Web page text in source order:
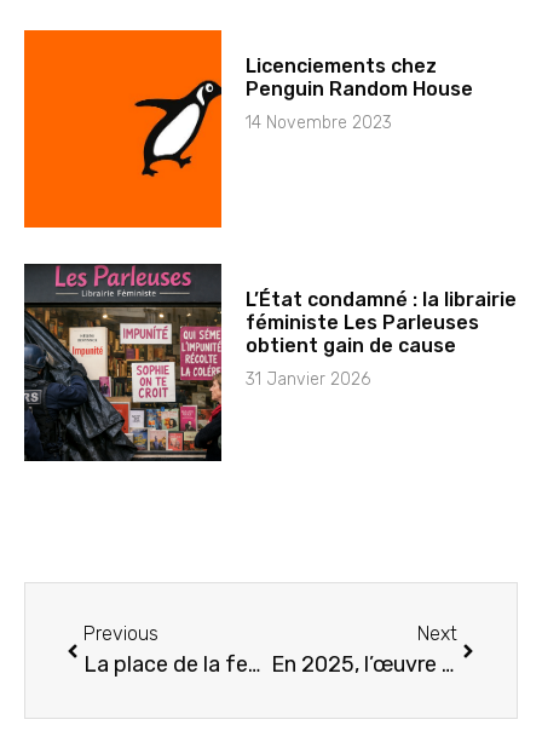
Licenciements chez
Penguin Random House
14 Novembre 2023
L’État condamné : la librairie
féministe Les Parleuses
obtient gain de cause
31 Janvier 2026
Previous
La place de la femme dans la littérature classique et contemporaine
Next
En 2025, l’œuvre de Colette entre dans le domaine public : une nouvelle ère pour la littérature